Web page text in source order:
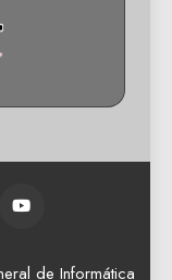
de Informática